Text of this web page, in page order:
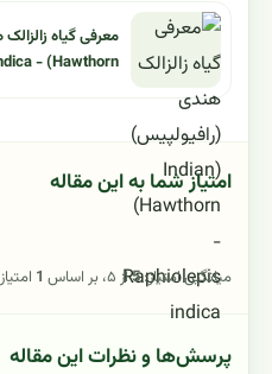
Hawthorn) - Raphiolepis indica
امتیاز شما به این مقاله
میانگین امتیاز:5از ۵، بر اساس 1 امتیاز
پرسش‌ها و نظرات این مقاله